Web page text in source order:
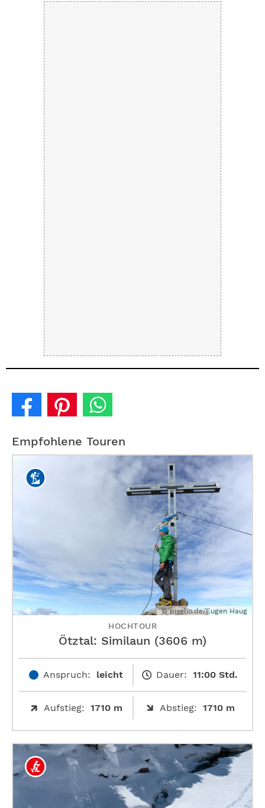
Empfohlene Touren
© pixelio.de/Eugen Haug
HOCHTOUR
Ötztal: Similaun (3606 m)
Anspruch: leicht Dauer: 11:00 Std.
Aufstieg: 1710 m Abstieg: 1710 m